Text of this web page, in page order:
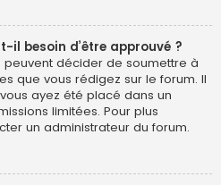
il besoin d’être approuvé ?
peuvent décider de soumettre à
que vous rédigez sur le forum. Il
ayez été placé dans un
limitées. Pour plus
un administrateur du forum.